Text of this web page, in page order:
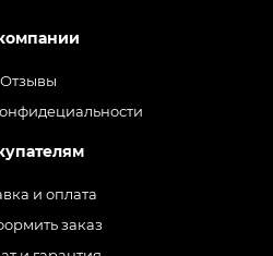
Отзывы
и оплата
заказ